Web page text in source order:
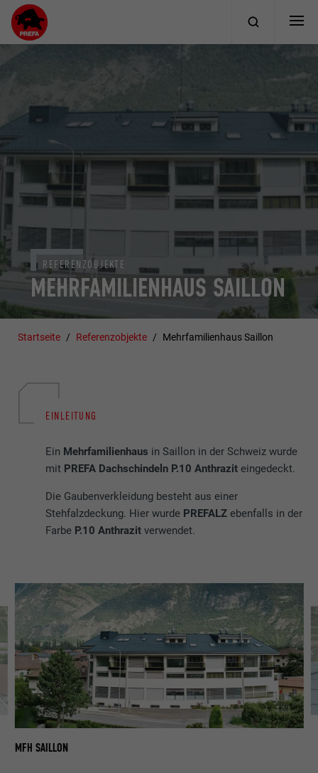
MEHRFAMILIENHAUS SAILLON
REFERENZOBJEKTE
Startseite Referenzobjekte Mehrfamilienhaus Saillon
EINLEITUNG
Ein Mehrfamilienhaus in Saillon in der Schweiz wurde
mit PREFA Dachschindeln P.10 Anthrazit eingedeckt.
Die Gaubenverkleidung besteht aus einer
Stehfalzdeckung. Hier wurde PREFALZ ebenfalls in der
Farbe P.10 Anthrazit verwendet.
MFH SAILLON